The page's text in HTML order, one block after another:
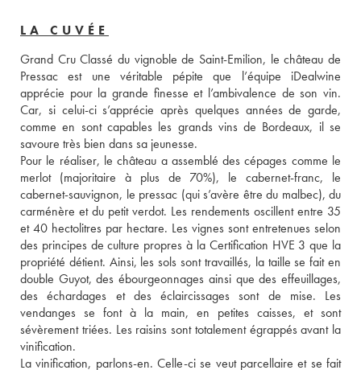
LA CUVÉE
Grand Cru Classé du vignoble de Saint-Emilion, le château de
Pressac est une véritable pépite que l’équipe iDealwine
apprécie pour la grande finesse et l’ambivalence de son vin.
Car, si celui-ci s’apprécie après quelques années de garde,
comme en sont capables les grands vins de Bordeaux, il se
savoure très bien dans sa jeunesse.
Pour le réaliser, le château a assemblé des cépages comme le
merlot (majoritaire à plus de 70%), le cabernet-franc, le
cabernet-sauvignon, le pressac (qui s’avère être du malbec), du
carménère et du petit verdot. Les rendements oscillent entre 35
et 40 hectolitres par hectare. Les vignes sont entretenues selon
des principes de culture propres à la Certification HVE 3 que la
propriété détient. Ainsi, les sols sont travaillés, la taille se fait en
double Guyot, des ébourgeonnages ainsi que des effeuillages,
des échardages et des éclaircissages sont de mise. Les
vendanges se font à la main, en petites caisses, et sont
sévèrement triées. Les raisins sont totalement égrappés avant la
vinification.
La vinification, parlons-en. Celle-ci se veut parcellaire et se fait